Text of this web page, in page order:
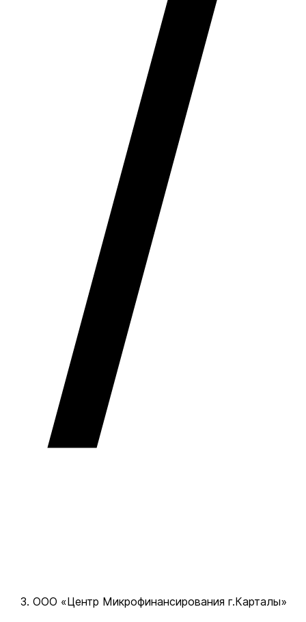
ООО «Центр Микрофинансирования г.Карталы»